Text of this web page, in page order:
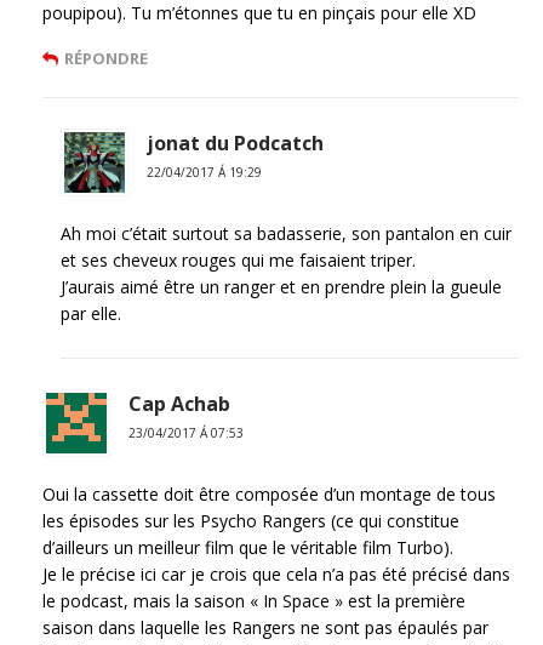
poupipou). Tu m’étonnes que tu en pinçais pour elle XD
RÉPONDRE
jonat du Podcatch
22/04/2017 Á 19:29
Ah moi c’était surtout sa badasserie, son pantalon en cuir
et ses cheveux rouges qui me faisaient triper.
J’aurais aimé être un ranger et en prendre plein la gueule
par elle.
Cap Achab
23/04/2017 Á 07:53
Oui la cassette doit être composée d’un montage de tous
les épisodes sur les Psycho Rangers (ce qui constitue
d’ailleurs un meilleur film que le véritable film Turbo).
Je le précise ici car je crois que cela n’a pas été précisé dans
le podcast, mais la saison « In Space » est la première
saison dans laquelle les Rangers ne sont pas épaulés par